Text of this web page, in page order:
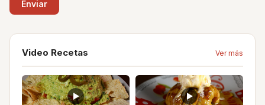
Video Recetas Ver más